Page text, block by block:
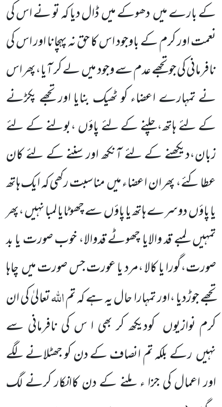
کے بارے میںدھوکے میںڈال دیاکہ تو نے اس کی
نعمت اور کرم کے باوجود اس کا حق نہ پہچانا اور اس کی
نافرمانی کی جو تجھے عدم سے وجود میںلے کر آیا،پھر اس
نے تمہارے اعضاء کو ٹھیک بنایا اور تجھے پکڑنے
کے لئے ہاتھ،چلنے کے لئے پاؤں ،بولنے کے لئے
زبان،دیکھنے کے لئے آنکھ اور سننے کے لئے کان
عطا کئے، پھر ان اعضاء میںمناسبت رکھی کہ ایک ہاتھ
یا پاؤںدوسرے ہاتھ یا پاؤںسے چھوٹایا لمبا نہیں ،پھر
تمہیں لمبے قد والایا چھوٹے قدوالا، خوب صورت یا بد
صورت،گورا یا کالا ،مرد یا عورت جس صورت میںچاہا
تجھے جوڑدیا ،اور تمہارا حال یہ ہے کہ تماللّٰہتعالیٰ کی ان
کرم نوازیوں کودیکھ کر بھی ا س کی نافرمانی سے
نہیںرکے بلکہ تم انصاف کے دن کو جھٹلانے لگے
اور اعمالکی جزا ء ملنے کے دن کاانکار کرنے لگ